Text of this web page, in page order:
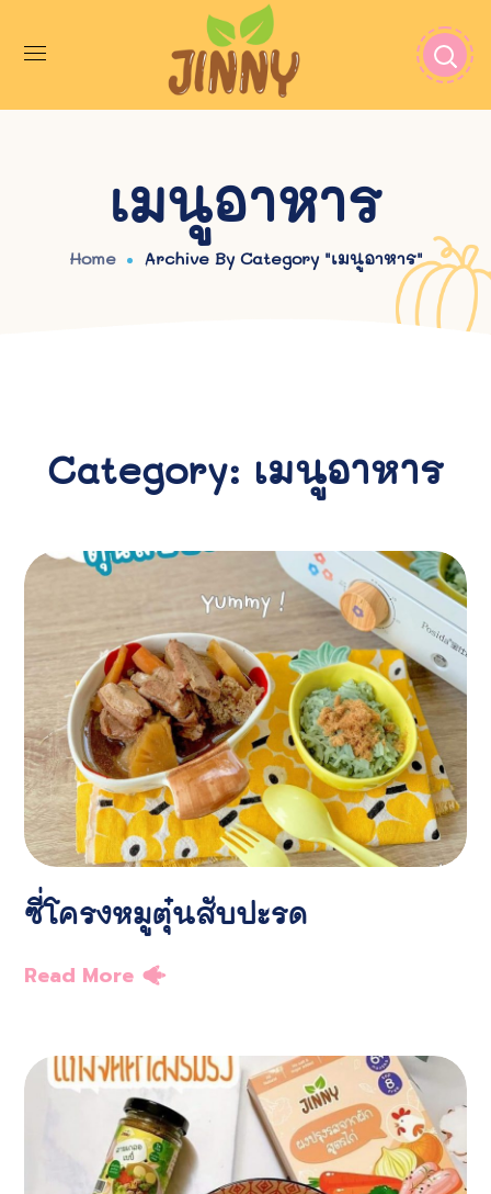
เมนูอาหาร
Home Archive By Category "เมนูอาหาร"
Category: เมนูอาหาร
ซี่โครงหมูตุ๋นสับปะรด
Read More